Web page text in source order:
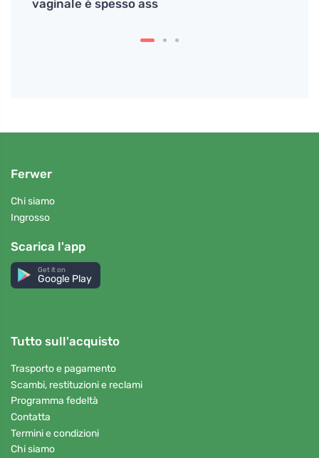
vaginale è spesso ass
Ferwer
Chi siamo
Ingrosso
Scarica l'app
Get it on
Google Play
Tutto sull'acquisto
Trasporto e pagamento
Scambi, restituzioni e reclami
Programma fedeltà
Contatta
Termini e condizioni
Chi siamo